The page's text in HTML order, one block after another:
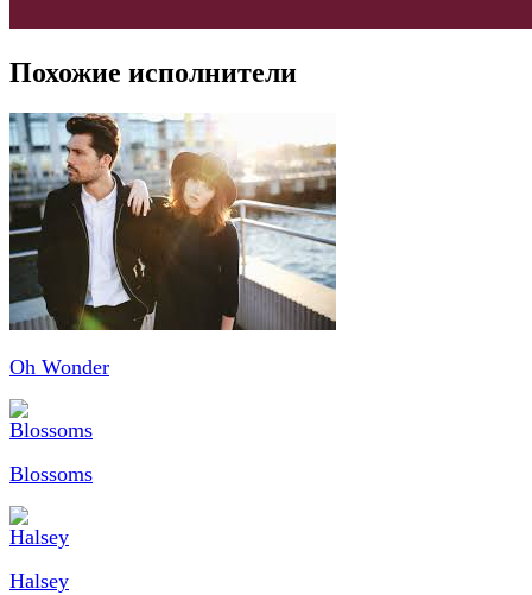
Похожие исполнители
Oh Wonder
Blossoms
Halsey